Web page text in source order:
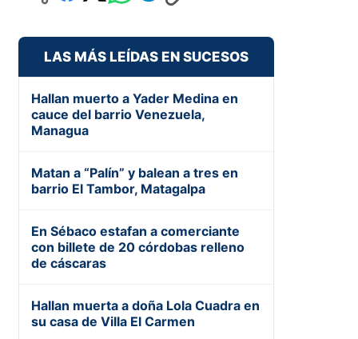
LAS MÁS LEÍDAS EN SUCESOS
Hallan muerto a Yader Medina en
cauce del barrio Venezuela,
Managua
Matan a “Palín” y balean a tres en
barrio El Tambor, Matagalpa
En Sébaco estafan a comerciante
con billete de 20 córdobas relleno
de cáscaras
Hallan muerta a doña Lola Cuadra en
su casa de Villa El Carmen